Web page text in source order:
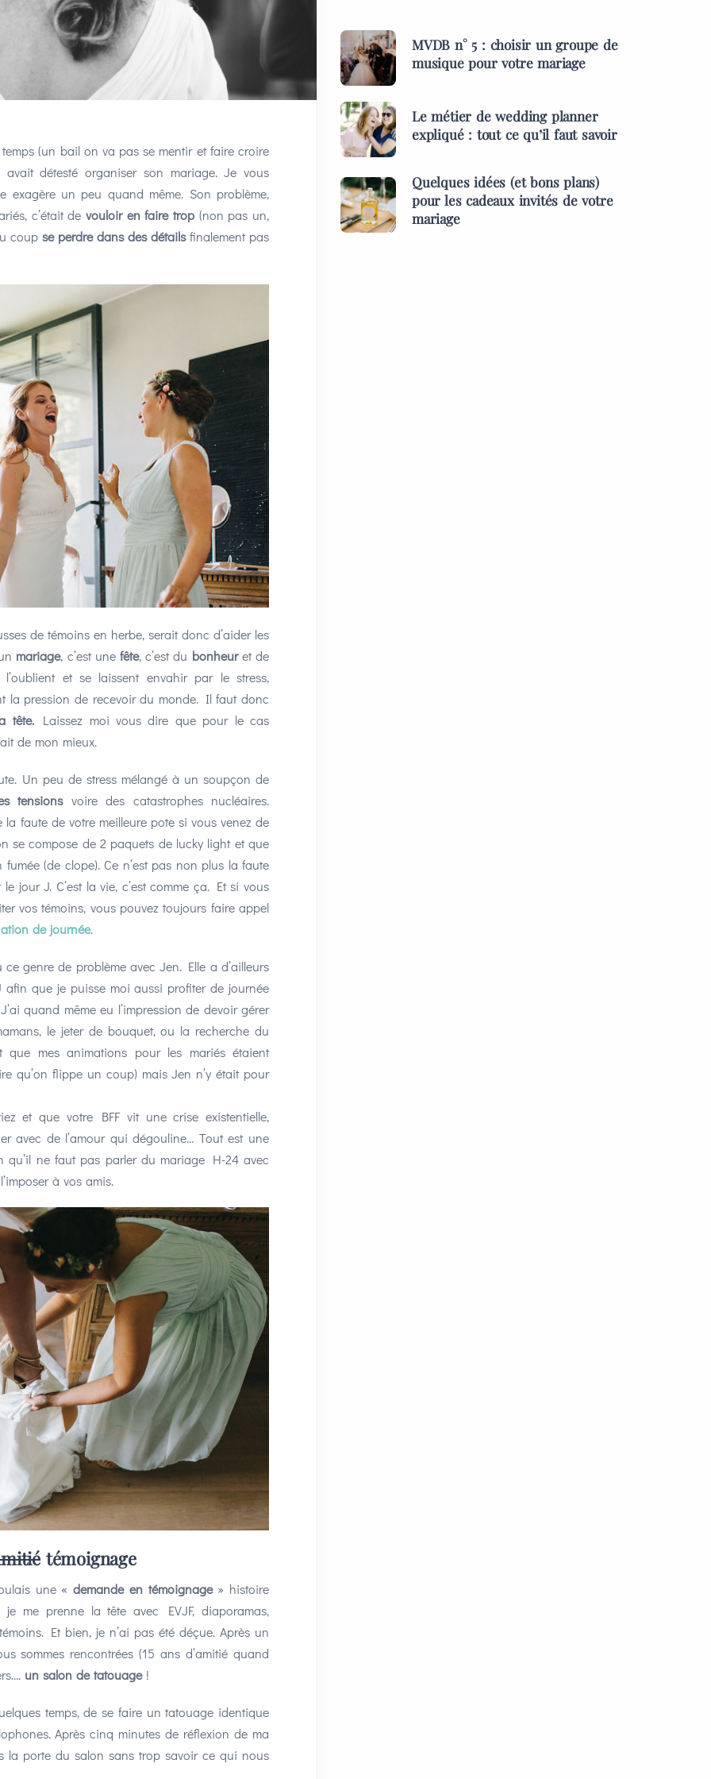
(un bail on va pas se mentir et faire croire
avait détesté organiser son mariage. Je vous
exagère un peu quand même. Son problème,
c’était de vouloir en faire trop (non pas un,
coup se perdre dans des détailsfinalement pas
de témoins en herbe, serait donc d’aider les
mariage, c’est unefête, c’est du bonheuret de
l’oublient et se laissent envahir par le stress,
la pression de recevoir du monde. Il faut donc
tête.Laissez moi vous dire que pour le cas
de mon mieux.
Un peu de stress mélangé à un soupçon de
tensionsvoire des catastrophes nucléaires.
faute de votre meilleure pote si vous venez de
se compose de 2 paquets de lucky light et que
(de clope). Ce n’est pas non plus la faute
jour J. C’est la vie, c’est comme ça. Et si vous
vos témoins, vous pouvez toujours faire appel
de journée.
genre de problème avec Jen. Elle a d’ailleurs
que je puisse moi aussi profiter de journée
quand même eu l’impression de devoir gérer
le jeter de bouquet, ou la recherche du
que mes animations pour les mariés étaient
qu’on flippe un coup) mais Jen n’y était pour
et que votre BFF vit une crise existentielle,
avec de l’amour qui dégouline… Tout est une
qu’il ne faut pas parler du mariage H-24 avec
à vos amis.
témoignage
une «demande en témoignage» histoire
me prenne la tête avec EVJF, diaporamas,
Et bien, je n’ai pas été déçue. Après un
sommes rencontrées (15 ans d’amitié quand
un salon de tatouage!
temps, de se faire un tatouage identique
Après cinq minutes de réflexion de ma
la porte du salon sans trop savoir ce qui nous
MVDB n° 5 : choisir un groupe de
musique pour votre mariage
Le métier de wedding planner
expliqué : tout ce qu’il faut savoir
Quelques idées (et bons plans)
pour les cadeaux invités de votre
mariage